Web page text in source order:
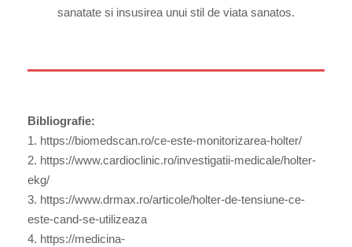
sanatate si insusirea unui stil de viata sanatos.
Bibliografie:
1. https://biomedscan.ro/ce-este-monitorizarea-holter/
2. https://www.cardioclinic.ro/investigatii-medicale/holter-
ekg/
3. https://www.drmax.ro/articole/holter-de-tensiune-ce-
este-cand-se-utilizeaza
4. https://medicina-